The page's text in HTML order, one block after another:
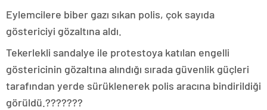
Eylemcilere biber gazı sıkan polis, çok sayıda
göstericiyi gözaltına aldı.
Tekerlekli sandalye ile protestoya katılan engelli
göstericinin gözaltına alındığı sırada güvenlik güçleri
tarafından yerde sürüklenerek polis aracına bindirildiği
görüldü.???????